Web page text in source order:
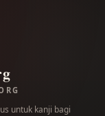
untuk kanji bagi